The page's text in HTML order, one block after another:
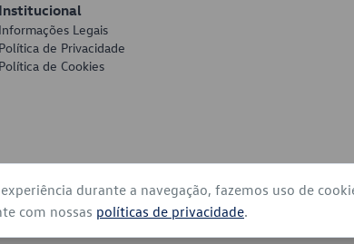
de Vácuo
de Servo
de Freio
de Freio
Institucional
Informações Legais
Política de Privacidade
Política de Cookies
Brasil - Todos os direitos reservados
durante a navegação, fazemos uso de
com nossas políticas de privacidade.